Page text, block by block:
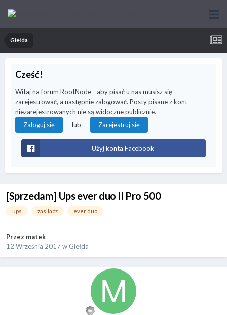
Giełda
Cześć!
Witaj na forum RootNode - aby pisać u nas musisz się
zarejestrować, a następnie zalogować. Posty pisane z kont
niezarejestrowanych nie są widoczne publicznie.
Zaloguj się
lub Zarejestruj się
Użyj konta Facebook
[Sprzedam] Ups ever duo II Pro 500
ups zasilacz ever duo
Przez matek
12 Września 2017w Giełda